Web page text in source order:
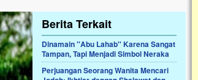
Berita Terkait
Dinamain ''Abu Lahab'' Karena Sangat
Tampan, Tapi Menjadi Simbol Neraka
Perjuangan Seorang Wanita Mencari
Dari